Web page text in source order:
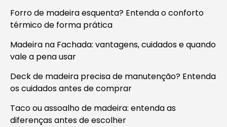
Forro de madeira esquenta? Entenda o conforto
térmico de forma prática
Madeira na Fachada: vantagens, cuidados e quando
vale a pena usar
Deck de madeira precisa de manutenção? Entenda
os cuidados antes de comprar
Taco ou assoalho de madeira: entenda as
diferenças antes de escolher